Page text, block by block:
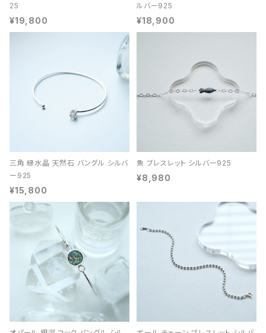
25
¥19,800
ルバー925
¥18,900
三角 緑水晶 天然石 バングル シルバ
ー925
¥15,800
魚 ブレスレット シルバー925
¥8,980